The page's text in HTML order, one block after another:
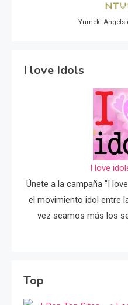
Yumeki Angels
I love Idols
I love
Únete a la campaña "I
el movimiento idol entre
vez seamos más los
Top